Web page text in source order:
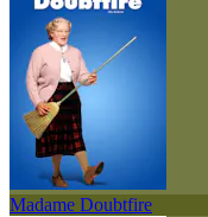
Madame Doubtfire